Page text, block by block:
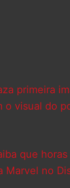
primeira
o visual do
que
Marvel no